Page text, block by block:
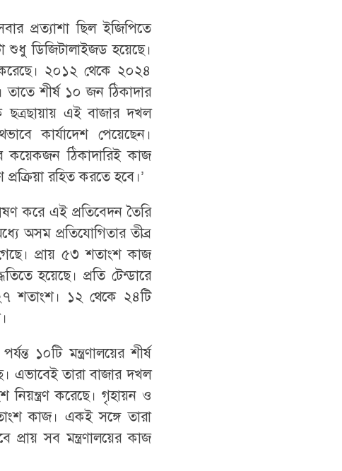
প্রত্যাশা ছিল ইজিপিতে
শুধু ডিজিটালাইজড হয়েছে।
করেছে। ২০১২ থেকে ২০২৪
শীর্ষ ১০ জন ঠিকাদার
ছত্রছায়ায় এই বাজার দখল
কার্যাদেশ পেয়েছেন।
কয়েকজন ঠিকাদারিই কাজ
রহিত করতে হবে।’
করে এই প্রতিবেদন তৈরি
অসম প্রতিযোগিতার তীব্র
গেছে। প্রায় ৫৩ শতাংশ কাজ
হয়েছে। প্রতি টেন্ডারে
শতাংশ। ১২ থেকে ২৪টি
১০টি মন্ত্রণালয়ের শীর্ষ
এভাবেই তারা বাজার দখল
করেছে। গৃহায়ন ও
কাজ। একই সঙ্গে তারা
সব মন্ত্রণালয়ের কাজ